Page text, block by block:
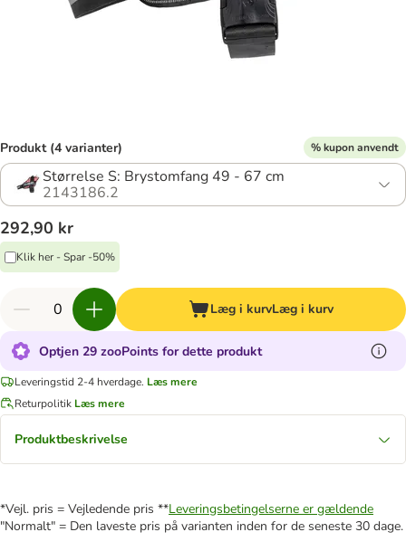
Produkt (4 varianter) % kupon anvendt
Størrelse S: Brystomfang 49 - 67 cm
2143186.2
292,90 kr
Klik her - Spar -50%
Læg i kurvLæg i kurv
Optjen 29 zooPoints for dette produkt
Leveringstid 2-4 hverdage. Læs mere
Returpolitik Læs mere
Produktbeskrivelse
*Vejl. pris = Vejledende pris **Leveringsbetingelserne er gældende
"Normalt" = Den laveste pris på varianten inden for de seneste 30 dage.